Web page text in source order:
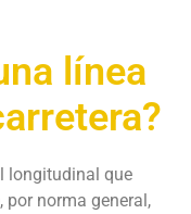
línea
longitudinal que
por norma general,